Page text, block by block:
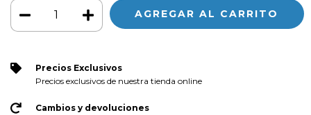
Precios Exclusivos
Precios exclusivos de nuestra tienda online
Cambios y devoluciones